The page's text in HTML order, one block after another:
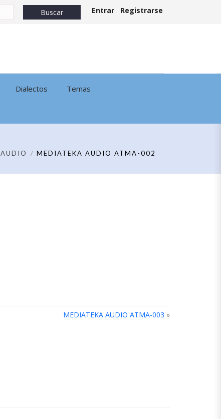
Entrar Registrarse
Dialectos Temas
AUDIO MEDIATEKA AUDIO ATMA-002
MEDIATEKA AUDIO ATMA-003 »